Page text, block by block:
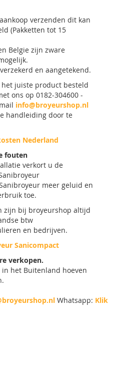
verzenden dit kan
(Pakketten tot 15
Belgie zijn zware
en aangetekend.
juiste product besteld
ons op 0182-304600 -
info@broyeurshop.nl
handleiding door te
Nederland
fouten
verkort u de
meer geluid en
toe.
zijn bij broyeurshop altijd
btw
en bedrijven.
Sanicompact
verkopen.
het Buitenland hoeven
Whatsapp: Klik